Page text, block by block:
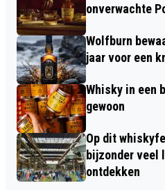
onverwachte
Wolfburn
jaar voor een
Whisky in een
gewoon
Op dit
bijzonder veel
ontdekken